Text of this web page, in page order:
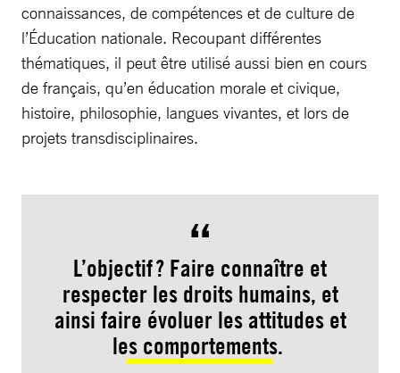
connaissances, de compétences et de culture de
l’Éducation nationale. Recoupant différentes
thématiques, il peut être utilisé aussi bien en cours
de français, qu’en éducation morale et civique,
histoire, philosophie, langues vivantes, et lors de
projets transdisciplinaires.
L’objectif ? Faire connaître et
respecter les droits humains, et
ainsi faire évoluer les attitudes et
les comportements.